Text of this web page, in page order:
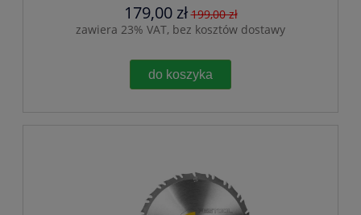
179,00 zł 199,00 zł
zawiera 23% VAT, bez kosztów dostawy
do koszyka